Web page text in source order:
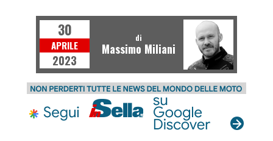
30
APRILE
2023
di
Massimo Miliani